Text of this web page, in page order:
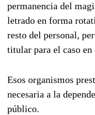
permanencia del
letrado en forma
resto del personal,
titular para el caso en
Esos organismos
necesaria a la
público.